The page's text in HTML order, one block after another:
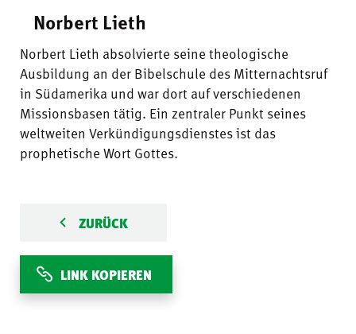
Norbert Lieth
Norbert Lieth absolvierte seine theologische
Ausbildung an der Bibelschule des Mitternachtsruf
in Südamerika und war dort auf verschiedenen
Missionsbasen tätig. Ein zentraler Punkt seines
weltweiten Verkündigungsdienstes ist das
prophetische Wort Gottes.
ZURÜCK
LINK KOPIEREN